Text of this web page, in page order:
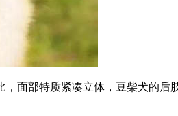
面部特质紧凑立体，豆柴犬的